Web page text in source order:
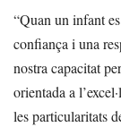
“Quan un infant
confiança i una
nostra capacitat
orientada a
les particularitats